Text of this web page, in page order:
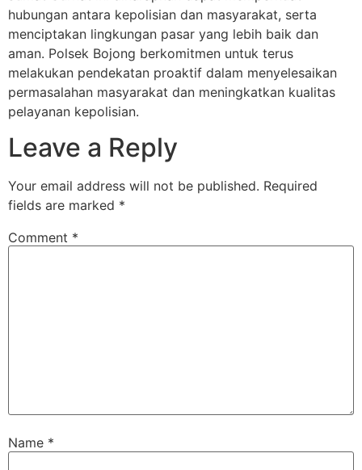
hubungan antara kepolisian dan masyarakat, serta
menciptakan lingkungan pasar yang lebih baik dan
aman. Polsek Bojong berkomitmen untuk terus
melakukan pendekatan proaktif dalam menyelesaikan
permasalahan masyarakat dan meningkatkan kualitas
pelayanan kepolisian.
Leave a Reply
Your email address will not be published. Required
fields are marked *
Comment *
Name *